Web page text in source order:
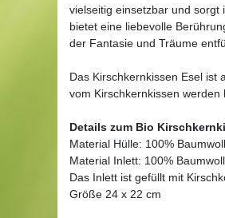
vielseitig einsetzbar und sorgt
bietet eine liebevolle
der Fantasie und Träume
Das Kirschkernkissen Esel ist
vom Kirschkernkissen werden
Details zum Bio
Material Hülle: 100%
Material Inlett: 100%
Das Inlett ist gefüllt mit
Größe 24 x 22 cm